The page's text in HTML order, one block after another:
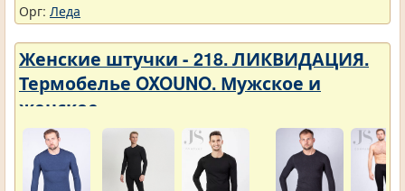
Орг: Леда
Женские штучки - 218. ЛИКВИДАЦИЯ.
Термобелье OXOUNO. Мужское и
женское